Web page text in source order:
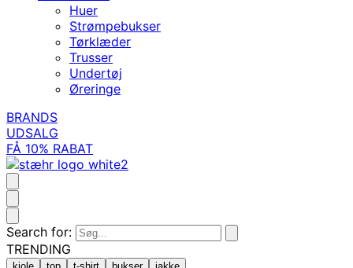
Huer
Strømpebukser
Tørklæder
Trusser
Undertøj
Øreringe
BRANDS
UDSALG
FÅ 10% RABAT
Search for:
TRENDING